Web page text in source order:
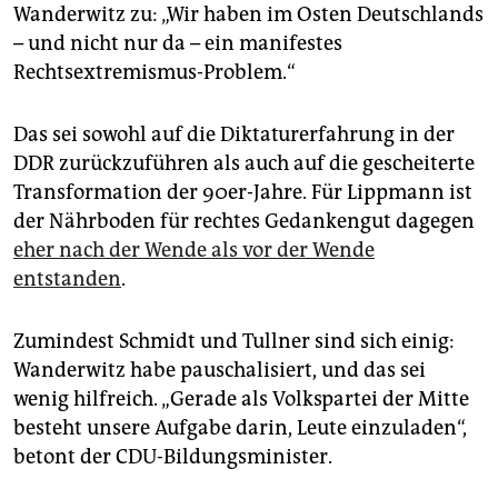
Wanderwitz zu: „Wir haben im Osten Deutschlands
– und nicht nur da – ein manifestes
Rechtsextremismus-Problem.“
Das sei sowohl auf die Diktaturerfahrung in der
DDR zurückzuführen als auch auf die gescheiterte
Transformation der 90er-Jahre. Für Lippmann ist
der Nährboden für rechtes Gedankengut dagegen
eher nach der Wende als vor der Wende
entstanden.
Zumindest Schmidt und Tullner sind sich einig:
Wanderwitz habe pauschalisiert, und das sei
wenig hilfreich. „Gerade als Volkspartei der Mitte
besteht unsere Aufgabe darin, Leute einzuladen“,
betont der CDU-Bildungsminister.